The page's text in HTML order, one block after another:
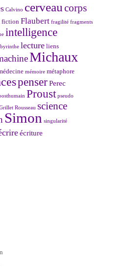
Calvino cerveau corps
fiction Flaubert fragilité fragments
intelligence
lecture liens
Michaux
mémoire métaphore
penserPerec
Proust pseudo
Rousseau science
Simon singularité
écriture